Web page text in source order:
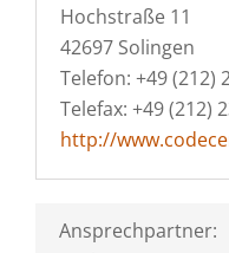
Hochstraße 11
42697 Solingen
Telefon: +49 (212)
Telefax: +49 (212)
http://
Ansprechpartner: